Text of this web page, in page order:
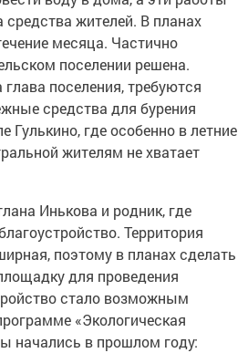
жителей. В планах
месяца. Частично
поселении решена.
поселения, требуются
средства для бурения
Гулькино, где особенно в летние
жителям не хватает
Инькова и родник, где
Территория
поэтому в планах сделать
для проведения
стало возможным
«Экологическая
начались в прошлом году: